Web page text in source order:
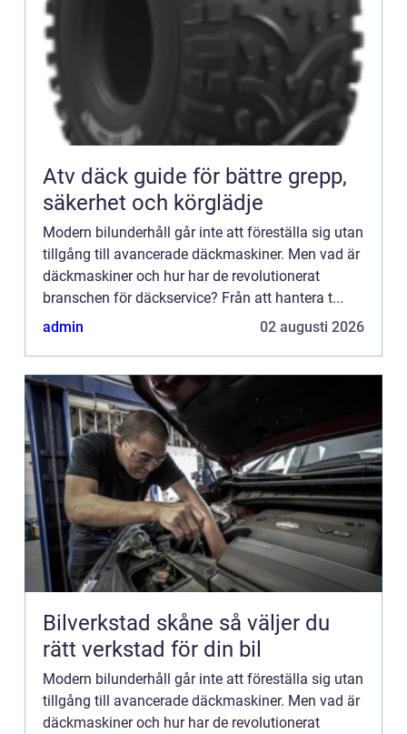
Atv däck guide för bättre grepp,
säkerhet och körglädje
Modern bilunderhåll går inte att föreställa sig utan
tillgång till avancerade däckmaskiner. Men vad är
däckmaskiner och hur har de revolutionerat
branschen för däckservice? Från att hantera t...
admin
02 augusti 2026
Bilverkstad skåne så väljer du
rätt verkstad för din bil
Modern bilunderhåll går inte att föreställa sig utan
tillgång till avancerade däckmaskiner. Men vad är
däckmaskiner och hur har de revolutionerat